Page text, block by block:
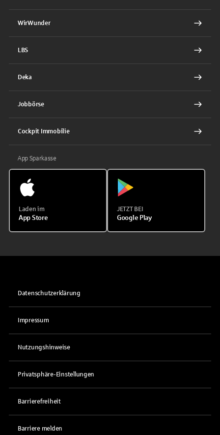
WirWunder
LBS
Deka
Jobbörse
Cockpit Immobilie
App Sparkasse
Laden im
App Store
JETZT BEI
Google Play
Datenschutzerklärung
Impressum
Nutzungshinweise
Privatsphäre-Einstellungen
Barrierefreiheit
Barriere melden